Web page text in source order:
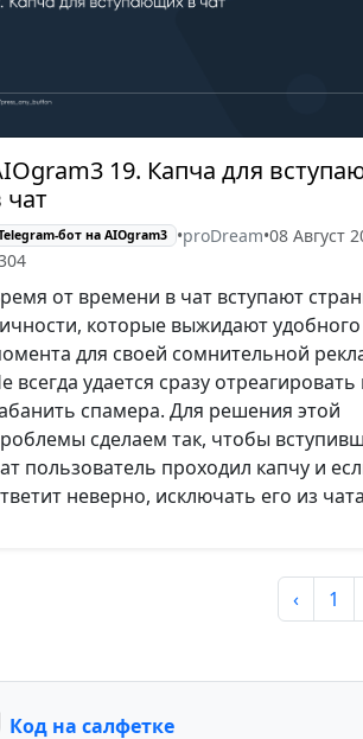
19. Капча для
чат
бот на AIOgram3 •proDream•08 Август
от времени в чат вступают
которые выжидают удобного
для своей сомнительной
всегда удается сразу отреагировать
спамера. Для решения этой
сделаем так, чтобы
пользователь проходил капчу и
неверно, исключать его из
‹ 1
Код на салфетке